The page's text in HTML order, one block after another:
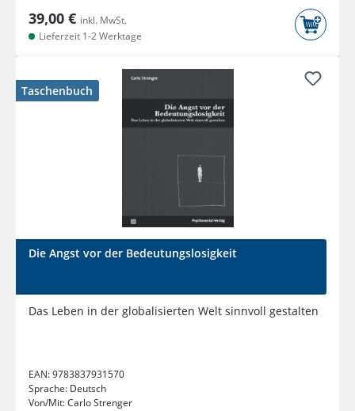
39,00 € inkl. MwSt.
Lieferzeit 1-2 Werktage
Taschenbuch
Die Angst vor der Bedeutungslosigkeit
Das Leben in der globalisierten Welt sinnvoll gestalten
EAN:9783837931570
Sprache: Deutsch
Von/Mit:Carlo Strenger